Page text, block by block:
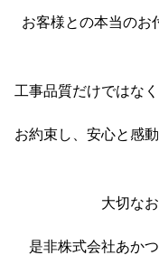
お客様との本当のお
工事品質だけではな
お約束し、安心と感
大切な
是非株式会社あか